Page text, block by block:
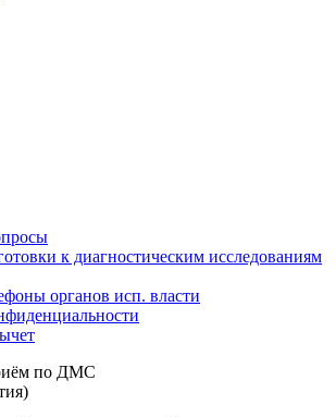
к диагностическим исследованиям
органов исп. власти
по ДМС